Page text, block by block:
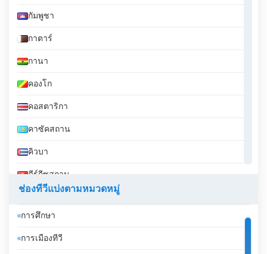
กัมพูชา
กาตาร์
กานา
คองโก
คอสตาริกา
คาซัคสถาน
คิวบา
คีร์กีซสถาน
จอร์เจีย
จอร์แดน
ช่องทีวีแบ่งตามหมวดหมู่
การศึกษา
การเมืองทีวี